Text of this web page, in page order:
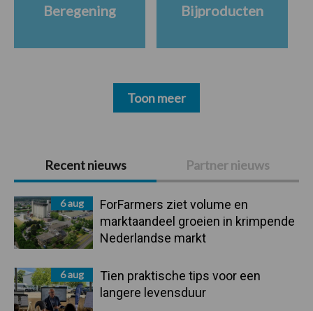
Primaire
Sidebar
Recent nieuws Partner nieuws
6 aug
ForFarmers ziet volume en
marktaandeel groeien in krimpende
Nederlandse markt
6 aug
Tien praktische tips voor een
langere levensduur
Beregening Bijproducten
Toon meer